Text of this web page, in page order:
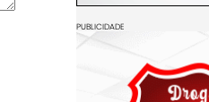
PUBLICIDADE